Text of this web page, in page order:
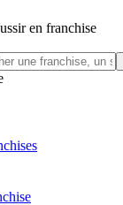
en franchise